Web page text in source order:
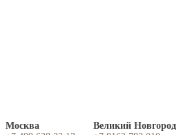
Москва
Великий Новгород